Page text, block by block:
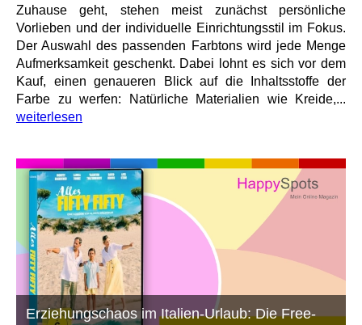
Zuhause geht, stehen meist zunächst persönliche
Vorlieben und der individuelle Einrichtungsstil im Fokus.
Der Auswahl des passenden Farbtons wird jede Menge
Aufmerksamkeit geschenkt. Dabei lohnt es sich vor dem
Kauf, einen genaueren Blick auf die Inhaltsstoffe der
Farbe zu werfen: Natürliche Materialien wie Kreide,...
weiterlesen
Erziehungschaos im Italien-Urlaub: Die Free-